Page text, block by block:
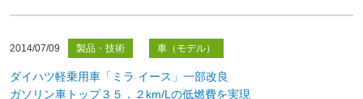
2014/07/09 製品・技術 車（モデル）
ダイハツ軽乗用車「ミラ イース」一部改良
ガソリン車トップ３５．２km/Lの低燃費を実現